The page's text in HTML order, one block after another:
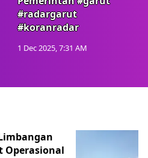
#radargarut
#koranradar
1 Dec 2025, 7:31 AM
Operasional